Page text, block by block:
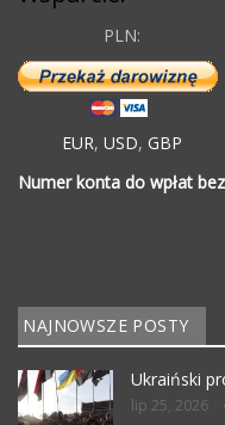
PLN:
EUR, USD, GBP
Numer konta do wpłat
NAJNOWSZE POSTY
Ukraiński
lip 25, 2026